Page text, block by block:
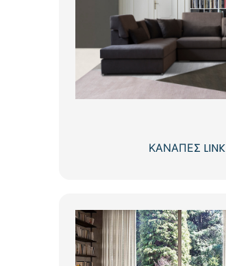
ΚΑΝΑΠΕΣ LINK